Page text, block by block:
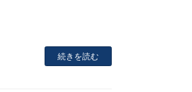
続きを読む